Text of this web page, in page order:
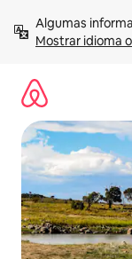
para
Mostrar idioma